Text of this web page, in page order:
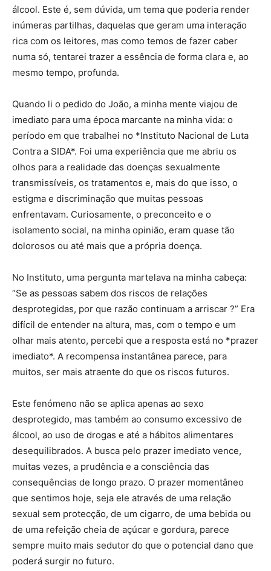
álcool. Este é, sem dúvida, um tema que poderia render
inúmeras partilhas, daquelas que geram uma interação
rica com os leitores, mas como temos de fazer caber
numa só, tentarei trazer a essência de forma clara e, ao
mesmo tempo, profunda.
Quando li o pedido do João, a minha mente viajou de
imediato para uma época marcante na minha vida: o
período em que trabalhei no *Instituto Nacional de Luta
Contra a SIDA*. Foi uma experiência que me abriu os
olhos para a realidade das doenças sexualmente
transmissíveis, os tratamentos e, mais do que isso, o
estigma e discriminação que muitas pessoas
enfrentavam. Curiosamente, o preconceito e o
isolamento social, na minha opinião, eram quase tão
dolorosos ou até mais que a própria doença.
No Instituto, uma pergunta martelava na minha cabeça:
“Se as pessoas sabem dos riscos de relações
desprotegidas, por que razão continuam a arriscar ?” Era
difícil de entender na altura, mas, com o tempo e um
olhar mais atento, percebi que a resposta está no *prazer
imediato*. A recompensa instantânea parece, para
muitos, ser mais atraente do que os riscos futuros.
Este fenómeno não se aplica apenas ao sexo
desprotegido, mas também ao consumo excessivo de
álcool, ao uso de drogas e até a hábitos alimentares
desequilibrados. A busca pelo prazer imediato vence,
muitas vezes, a prudência e a consciência das
consequências de longo prazo. O prazer momentâneo
que sentimos hoje, seja ele através de uma relação
sexual sem protecção, de um cigarro, de uma bebida ou
de uma refeição cheia de açúcar e gordura, parece
sempre muito mais sedutor do que o potencial dano que
poderá surgir no futuro.